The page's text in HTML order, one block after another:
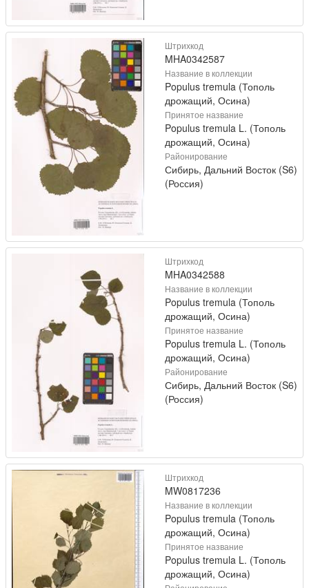
Штрихкод
MHA0342587
Название в коллекции
Populus tremula (Тополь
дрожащий, Осина)
Принятое название
Populus tremula L. (Тополь
дрожащий, Осина)
Районирование
Сибирь, Дальний Восток (S6)
(Россия)
Штрихкод
MHA0342588
Название в коллекции
Populus tremula (Тополь
дрожащий, Осина)
Принятое название
Populus tremula L. (Тополь
дрожащий, Осина)
Районирование
Сибирь, Дальний Восток (S6)
(Россия)
Штрихкод
MW0817236
Название в коллекции
Populus tremula (Тополь
дрожащий, Осина)
Принятое название
Populus tremula L. (Тополь
дрожащий, Осина)